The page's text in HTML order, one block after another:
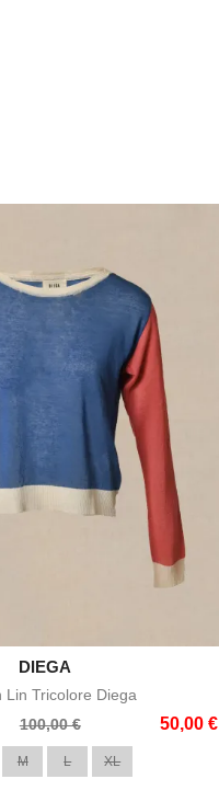
Aperçu rapide
DIEGA
Lin Tricolore Diega
100,00 € 50,00 €
M L XL